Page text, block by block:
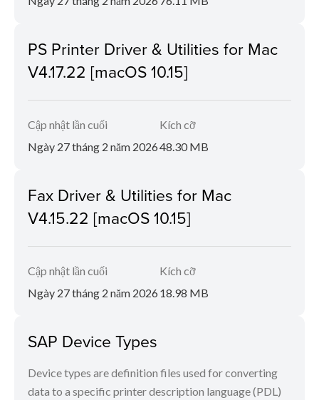
PS Printer Driver & Utilities for Mac
V4.17.22 [macOS 10.15]
Cập nhật lần cuối
Ngày 27 tháng 2 năm 2026
Kích cỡ
48.30 MB
Fax Driver & Utilities for Mac
V4.15.22 [macOS 10.15]
Cập nhật lần cuối
Ngày 27 tháng 2 năm 2026
Kích cỡ
18.98 MB
SAP Device Types
Device types are definition files used for converting
data to a specific printer description language (PDL)